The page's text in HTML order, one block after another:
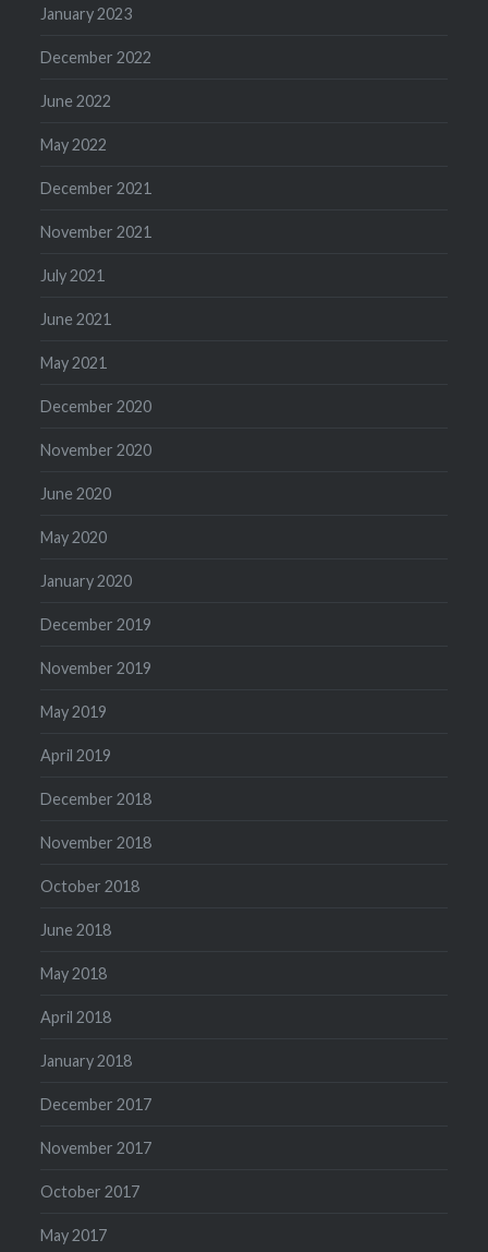
January 2023
December 2022
June 2022
May 2022
December 2021
November 2021
July 2021
June 2021
May 2021
December 2020
November 2020
June 2020
May 2020
January 2020
December 2019
November 2019
May 2019
April 2019
December 2018
November 2018
October 2018
June 2018
May 2018
April 2018
January 2018
December 2017
November 2017
October 2017
May 2017